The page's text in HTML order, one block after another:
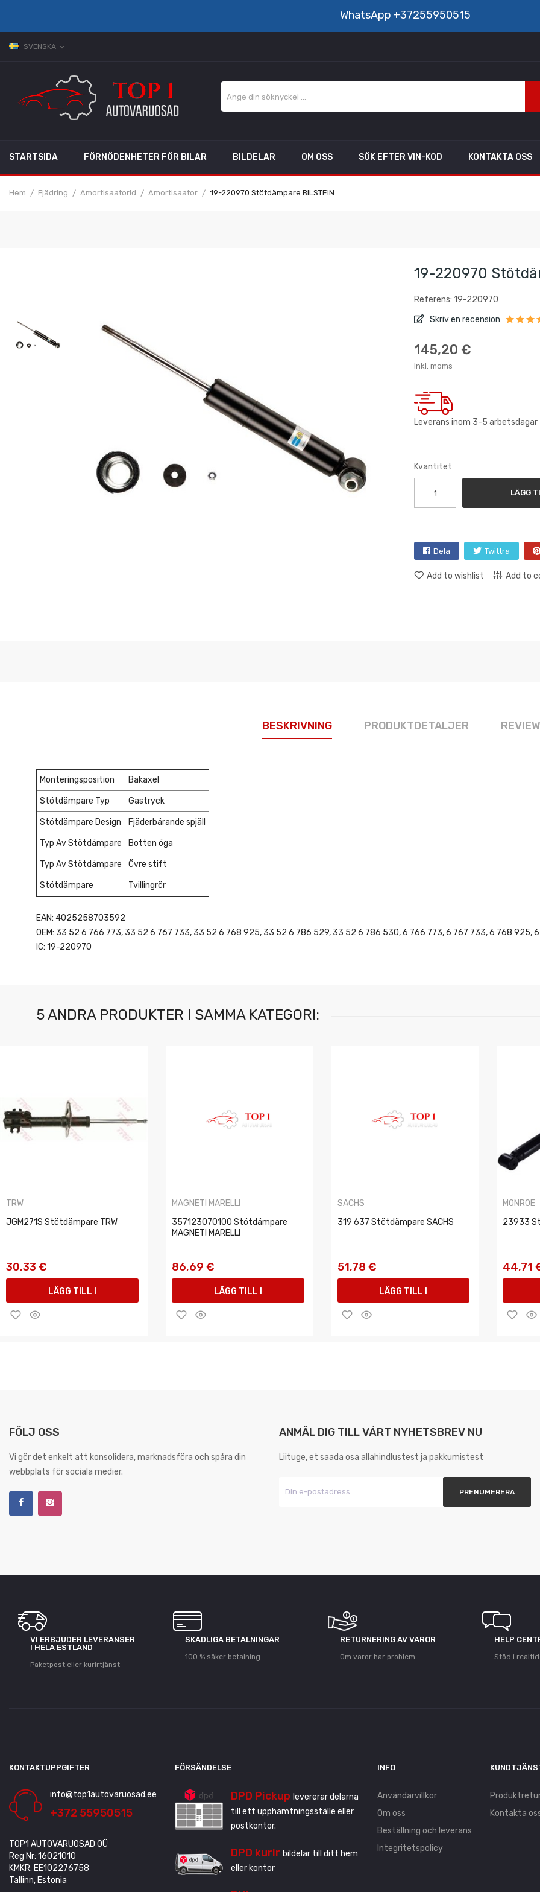
WhatsApp +37255950515
SVENSKA expand_more
STARTSIDA FÖRNÖDENHETER FÖR BILAR BILDELAR OM OSS SÖK EFTER VIN-KOD KONTAKTA OSS
Hem Fjädring Amortisaatorid Amortisaator 19-220970 Stötdämpare BILSTEIN
19-220970
Referens: 19-220970
Skriv en recension
145,20 €
Inkl. moms
Leverans inom 3-5 arbetsdagar
Kvantitet
LÄGG
Dela Twittra
Add to wishlist Add to
BESKRIVNING PRODUKTDETALJER
Monteringsposition Bakaxel
Stötdämpare Typ Gastryck
Stötdämpare Design Fjäderbärande spjäll
Typ Av Stötdämpare Botten öga
Typ Av Stötdämpare Övre stift
Stötdämpare Tvillingrör
EAN: 4025258703592
OEM: 33 52 6 766 773, 33 52 6 767 733, 33 52 6 768 925, 33 52 6 786 529, 33 52 6 786 530, 6 766 773, 6 767 733, 6 768 925,
IC: 19-220970
5 ANDRA PRODUKTER I SAMMA KATEGORI:
TRW
JGM271S Stötdämpare TRW
30,33 €
LÄGG TILL I
MAGNETI MARELLI
357123070100 Stötdämpare
MAGNETI MARELLI
86,69 €
LÄGG TILL I
SACHS
319 637 Stötdämpare SACHS
51,78 €
LÄGG TILL I
MONROE
23933
44,71
FÖLJ OSS
Vi gör det enkelt att konsolidera, marknadsföra och spåra din
webbplats för sociala medier.
ANMÄL DIG TILL VÅRT NYHETSBREV NU
Liituge, et saada osa allahindlustest ja pakkumistest
VI ERBJUDER LEVERANSER
I HELA ESTLAND
Paketpost eller kurirtjänst
SKADLIGA BETALNINGAR
100 % säker betalning
RETURNERING AV VAROR
Om varor har problem
HELP
Stöd i realtid
KONTAKTUPPGIFTER
info@top1autovaruosad.ee
+372 55950515
TOP1 AUTOVARUOSAD OÜ
Reg Nr: 16021010
KMKR: EE102276758
Tallinn, Estonia
FÖRSÄNDELSE
DPD Pickup levererar delarna
till ett upphämtningsställe eller
postkontor.
DPD kurir bildelar till ditt hem
eller kontor
INFO
Användarvillkor
Om oss
Beställning och leverans
Integritetspolicy
Kontakta